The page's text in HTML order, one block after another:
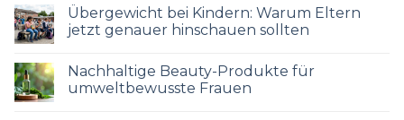
Übergewicht bei Kindern: Warum Eltern
jetzt genauer hinschauen sollten
Nachhaltige Beauty-Produkte für
umweltbewusste Frauen